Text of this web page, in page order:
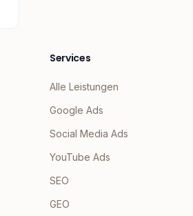
Services
Alle Leistungen
Google Ads
Social Media Ads
YouTube Ads
SEO
GEO